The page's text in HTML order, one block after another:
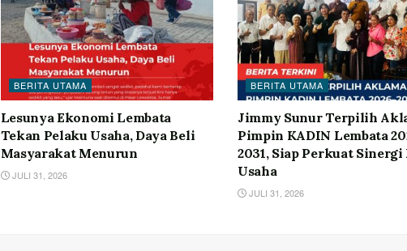
BERITA UTAMA
Lesunya Ekonomi Lembata
Tekan Pelaku Usaha, Daya Beli
Masyarakat Menurun
JULI 31, 2026
BERITA UTAMA
Jimmy Sunur Terpilih
Pimpin KADIN Lembata
2031, Siap Perkuat Sinergi
Usaha
JULI 31, 2026